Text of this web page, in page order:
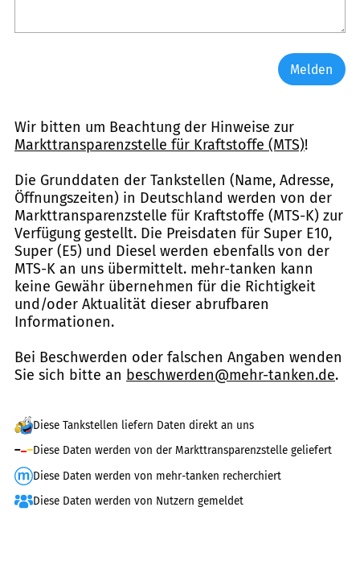
Melden
Wir bitten um Beachtung der Hinweise zur
Markttransparenzstelle für Kraftstoffe (MTS)!
Die Grunddaten der Tankstellen (Name, Adresse,
Öffnungszeiten) in Deutschland werden von der
Markttransparenzstelle für Kraftstoffe (MTS-K) zur
Verfügung gestellt. Die Preisdaten für Super E10,
Super (E5) und Diesel werden ebenfalls von der
MTS-K an uns übermittelt. mehr-tanken kann
keine Gewähr übernehmen für die Richtigkeit
und/oder Aktualität dieser abrufbaren
Informationen.
Bei Beschwerden oder falschen Angaben wenden
Sie sich bitte an beschwerden@mehr-tanken.de.
Diese Tankstellen liefern Daten direkt an uns
Diese Daten werden von der Markttransparenzstelle geliefert
Diese Daten werden von mehr-tanken recherchiert
Diese Daten werden von Nutzern gemeldet